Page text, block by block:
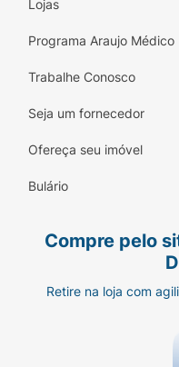
Lojas
Programa Araujo Médico
Trabalhe Conosco
Seja um fornecedor
Ofereça seu imóvel
Bulário
Compre pelo
Retire na loja com